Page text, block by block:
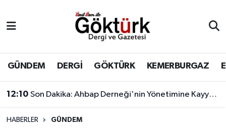
GÜNDEM DERGİ GÖKTÜRK KEMERBURGAZ
12:10 Son Dakika: Ahbap Derneği'nin Yönetimine Kayyum Atandı
HABERLER GÜNDEM
BİLİM
DERGİ
DÜNYA
Eyüpsultan Hava Durumu
Eyüpsultan Trafik Yoğunluk Haritası
Süper Lig Puan Durumu ve Fikstür
Tüm Manşetler